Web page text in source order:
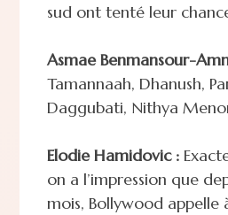
sud ont tenté leur
Asmae Benmansour-
Tamannaah, Dhanush,
Daggubati, Nithya
Elodie Hamidovic :
on a l’impression que
mois, Bollywood appelle